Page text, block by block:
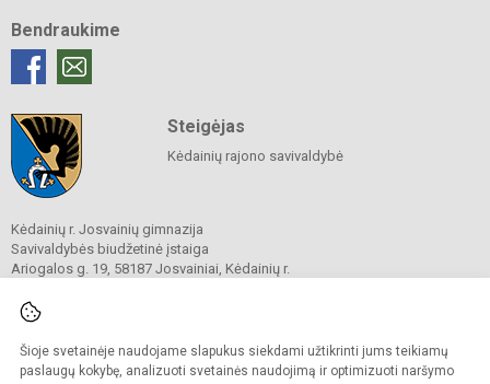
Šioje svetainėje naudojame slapukus siekdami užtikrinti jums teikiamų
paslaugų kokybę, analizuoti svetainės naudojimą ir optimizuoti naršymo
Bendraukime
Steigėjas
Kėdainių rajono savivaldybė
Kėdainių r. Josvainių gimnazija
Savivaldybės biudžetinė įstaiga
Ariogalos g. 19, 58187 Josvainiai, Kėdainių r.
El. p.
Duomenys kaupiami ir saugomi
Juridinių asmenų registre
Įmonės kodas 191018728